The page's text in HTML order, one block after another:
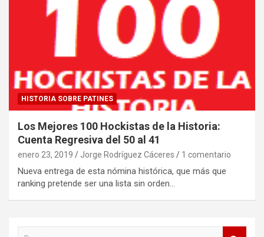
HISTORIA SOBRE PATINES
Los Mejores 100 Hockistas de la Historia:
Cuenta Regresiva del 50 al 41
enero 23, 2019 Jorge Rodríguez Cáceres 1 comentario
Nueva entrega de esta nómina histórica, que más que
ranking pretende ser una lista sin orden…